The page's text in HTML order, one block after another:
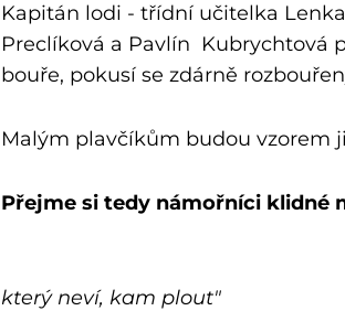
Kapitán lodi - třídní učitelka
Preclíková a Pavlín Kubrychtová
bouře, pokusí se zdárně
Malým plavčíkům budou vzorem
Přejme si tedy námořníci klidné
který neví, kam plout"